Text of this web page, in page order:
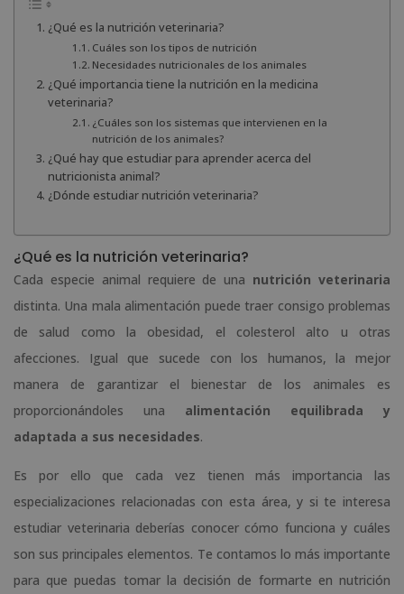
¿Qué es la nutrición veterinaria?
Cuáles son los tipos de nutrición
Necesidades nutricionales de los animales
¿Qué importancia tiene la nutrición en la medicina
veterinaria?
¿Cuáles son los sistemas que intervienen en la
nutrición de los animales?
¿Qué hay que estudiar para aprender acerca del
nutricionista animal?
¿Dónde estudiar nutrición veterinaria?
¿Qué es la nutrición veterinaria?
Cada especie animal requiere de una nutrición veterinaria
distinta. Una mala alimentación puede traer consigo problemas
de salud como la obesidad, el colesterol alto u otras
afecciones. Igual que sucede con los humanos, la mejor
manera de garantizar el bienestar de los animales es
proporcionándoles una alimentación equilibrada y
adaptada a sus necesidades.
Es por ello que cada vez tienen más importancia las
especializaciones relacionadas con esta área, y si te interesa
estudiar veterinaria deberías conocer cómo funciona y cuáles
son sus principales elementos. Te contamos lo más importante
para que puedas tomar la decisión de formarte en nutrición